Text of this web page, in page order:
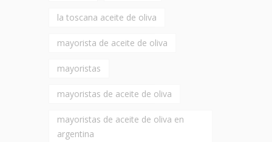
la toscana aceite de oliva
mayorista de aceite de oliva
mayoristas
mayoristas de aceite de oliva
mayoristas de aceite de oliva en
argentina